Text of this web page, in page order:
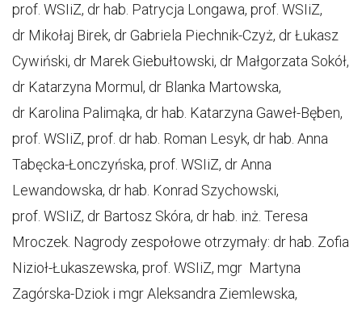
prof. WSIiZ, dr hab. Patrycja Longawa, prof. WSIiZ,
dr Mikołaj Birek, dr Gabriela Piechnik-Czyż, dr Łukasz
Cywiński, dr Marek Giebułtowski, dr Małgorzata Sokół,
dr Katarzyna Mormul, dr Blanka Martowska,
dr Karolina Palimąka, dr hab. Katarzyna Gaweł-Bęben,
prof. WSIiZ, prof. dr hab. Roman Lesyk, dr hab. Anna
Tabęcka-Łonczyńska, prof. WSIiZ, dr Anna
Lewandowska, dr hab. Konrad Szychowski,
prof. WSIiZ, dr Bartosz Skóra, dr hab. inż. Teresa
Mroczek. Nagrody zespołowe otrzymały: dr hab. Zofia
Nizioł-Łukaszewska, prof. WSIiZ, mgr Martyna
Zagórska-Dziok i mgr Aleksandra Ziemlewska,